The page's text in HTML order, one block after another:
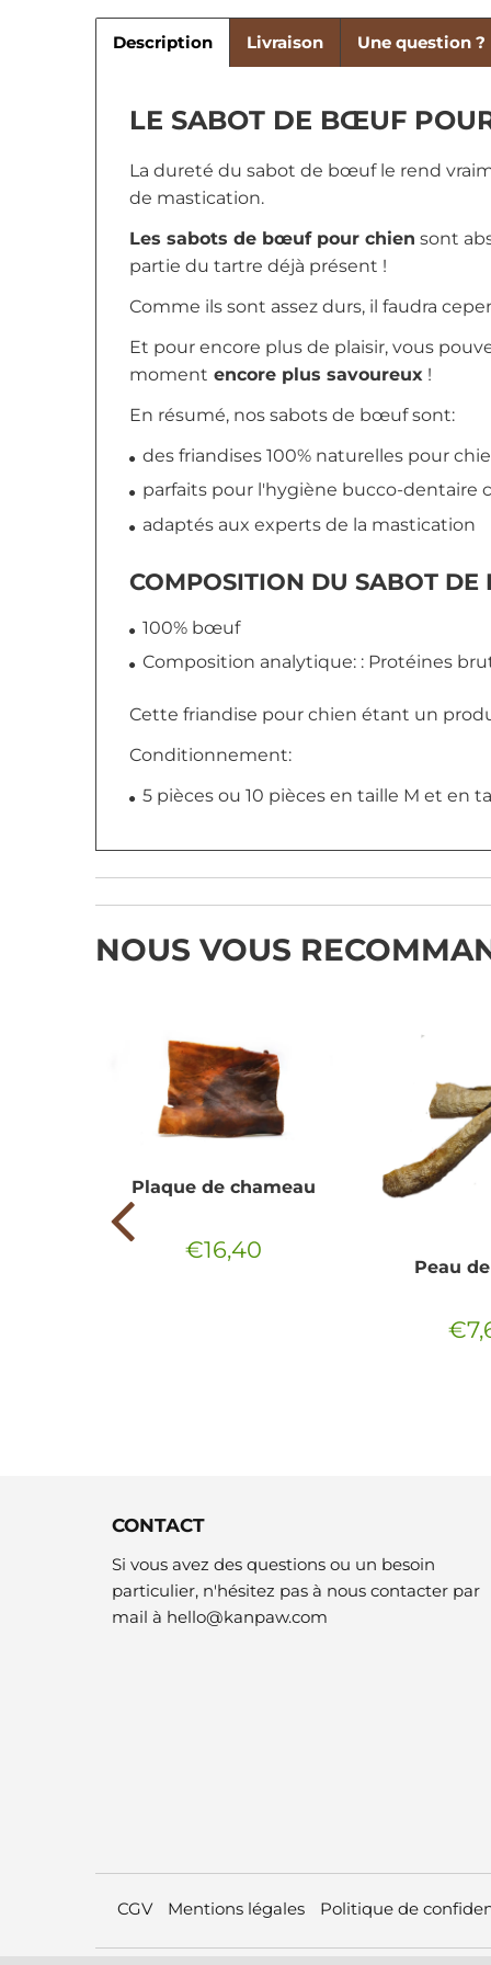
Description Livraison Une question ?
LE SABOT DE BŒUF
La dureté du sabot de bœufle rend
de mastication.
Les sabots de bœuf pour chien sont
partie du tartre déjà présent !
Comme ils sont assez durs, il faudra
Et pour encore plus de plaisir, vous
moment encore plus savoureux !
En résumé, nos sabots de bœuf sont:
des friandises 100% naturelles pour
parfaits pour l'hygiène bucco-dentaire
adaptés aux experts de la mastication
COMPOSITION DU SABOT
100% bœuf
Composition analytique: : Protéines
Cette friandise pour chien étant un
Conditionnement:
5 pièces ou 10 pièces en taille M et en
NOUS VOUS
Plaque de chameau
Prix
€16,40
Peau
Prix
CONTACT
Si vous avez des questions ou un besoin
particulier, n'hésitez pas à nous contacter par
mail à hello@kanpaw.com
CGV Mentions légales Politique de